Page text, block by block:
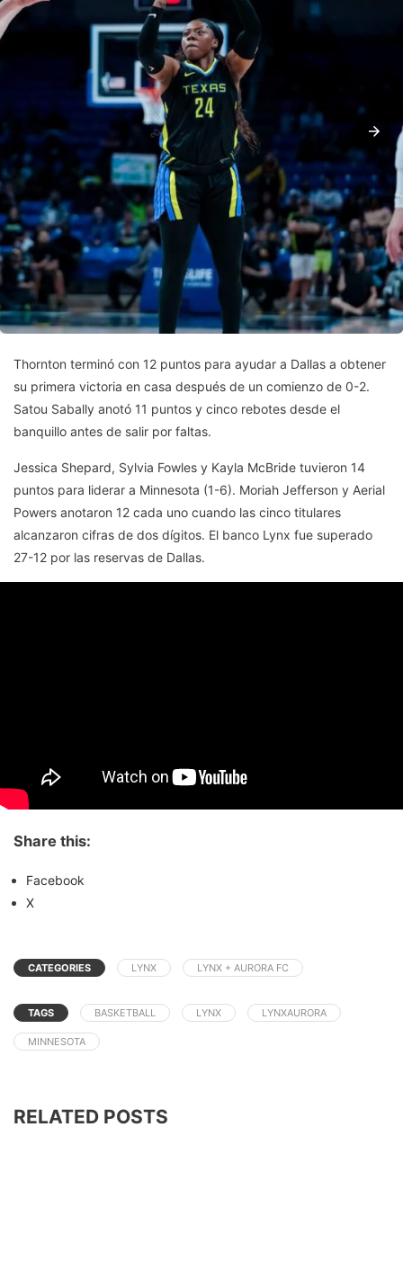
Thornton terminó con 12 puntos para ayudar a Dallas a obtener
su primera victoria en casa después de un comienzo de 0-2.
Satou Sabally anotó 11 puntos y cinco rebotes desde el
banquillo antes de salir por faltas.
Jessica Shepard, Sylvia Fowles y Kayla McBride tuvieron 14
puntos para liderar a Minnesota (1-6). Moriah Jefferson y Aerial
Powers anotaron 12 cada uno cuando las cinco titulares
alcanzaron cifras de dos dígitos. El banco Lynx fue superado
27-12 por las reservas de Dallas.
Share this:
Facebook
X
CATEGORIES LYNX LYNX + AURORA FC
TAGS BASKETBALL LYNX LYNXAURORA
MINNESOTA
RELATED POSTS